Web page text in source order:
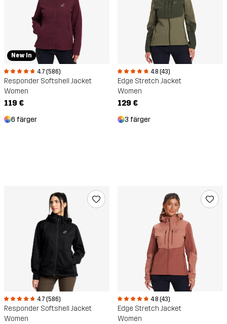
New In
4.7 (586)
Responder Softshell Jacket
Women
119 €
6 färger
4.8 (43)
Edge Stretch Jacket
Women
129 €
3 färger
4.7 (586)
Responder Softshell Jacket
Women
4.8 (43)
Edge Stretch Jacket
Women